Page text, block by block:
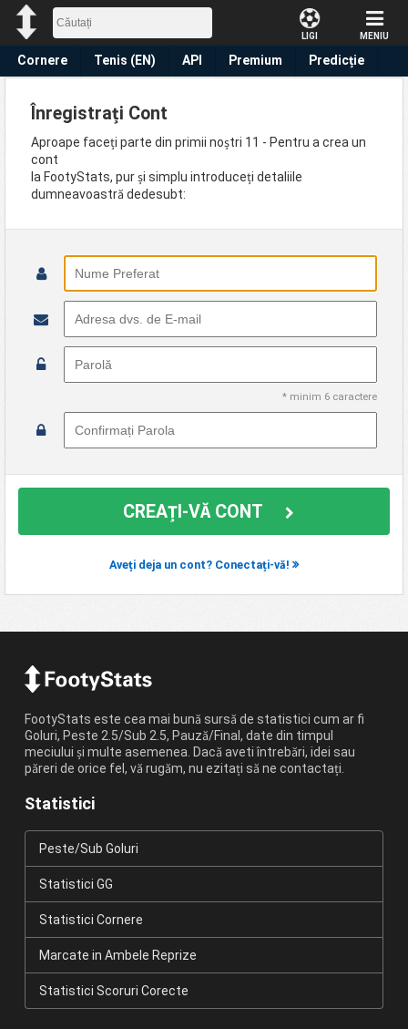
LIGI MENIU
Cornere Tenis (EN) API Premium Predicție
Înregistrați Cont
Aproape faceți parte din primii noștri 11 - Pentru a crea un
cont
la FootyStats, pur și simplu introduceți detaliile
dumneavoastră dedesubt:
* minim 6 caractere
CREAȚI-VĂ CONT
Aveți deja un cont? Conectați-vă!
FootyStats este cea mai bună sursă de statistici cum ar fi
Goluri, Peste 2.5/Sub 2.5, Pauză/Final, date din timpul
meciului și multe asemenea. Dacă aveti întrebări, idei sau
păreri de orice fel, vă rugăm, nu ezitați să ne contactați.
Statistici
Peste/Sub Goluri
Statistici GG
Statistici Cornere
Marcate in Ambele Reprize
Statistici Scoruri Corecte